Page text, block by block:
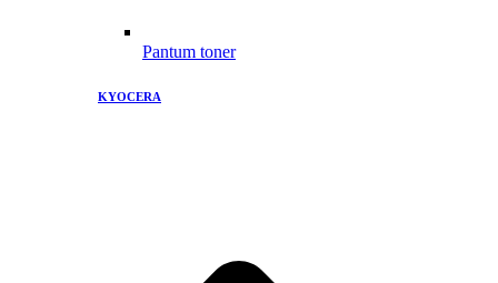
Pantum toner
KYOCERA